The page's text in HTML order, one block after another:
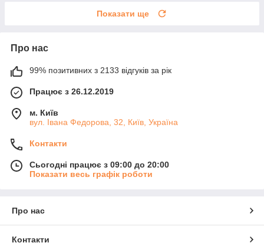
Показати ще
Про нас
99% позитивних з 2133 відгуків за рік
Працює з 26.12.2019
м. Київ
вул. Івана Федорова, 32, Київ, Україна
Контакти
Сьогодні працює з 09:00 до 20:00
Показати весь графік роботи
Про нас
Контакти